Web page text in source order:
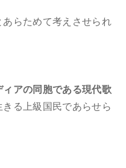
らためて考えさせられ
ィアの同胞である現代歌
る上級国民であらせら